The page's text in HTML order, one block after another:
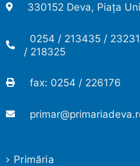
330152 Deva, Piața
0254 / 213435 /
/ 218325
fax: 0254 / 226176
Primăria